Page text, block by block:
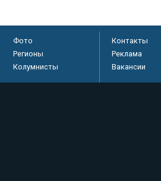
Фото
Регионы
Колумнисты
Контакты
Реклама
Вакансии